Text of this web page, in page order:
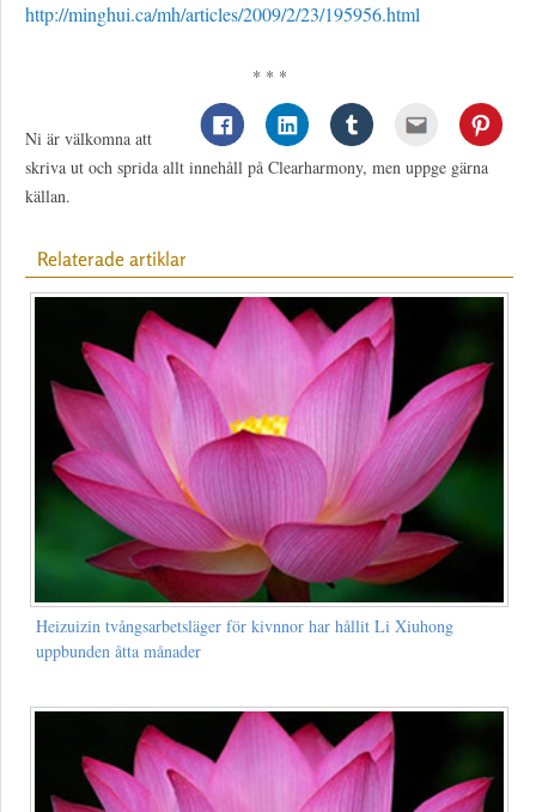
http://minghui.ca/mh/articles/2009/2/23/195956.html
* * *
Ni är välkomna att
skriva ut och sprida allt innehåll på Clearharmony, men uppge gärna
källan.
Relaterade artiklar
Heizuizin tvångsarbetsläger för kivnnor har hållit Li Xiuhong
uppbunden åtta månader